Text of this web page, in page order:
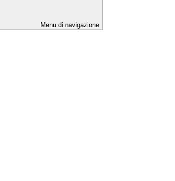
Menu di navigazione